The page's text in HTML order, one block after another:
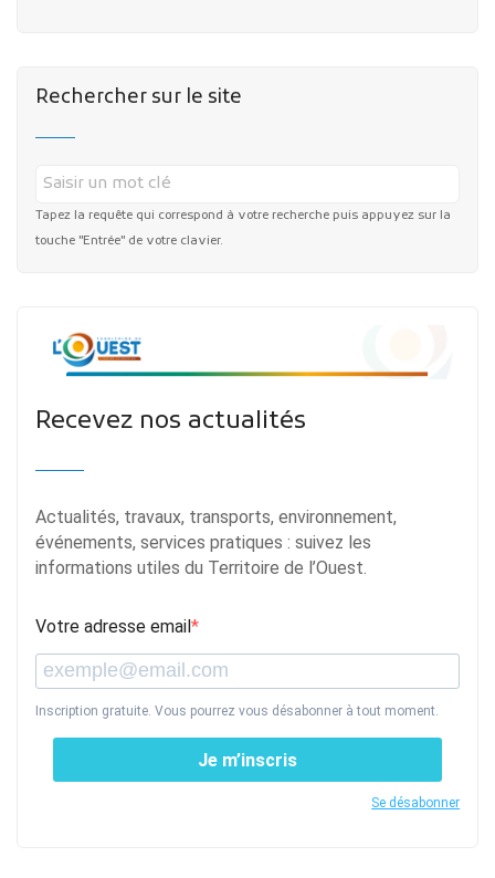
Rechercher sur le site
Tapez la requête qui correspond à votre recherche puis appuyez sur la
touche "Entrée" de votre clavier.
Recevez nos actualités
Actualités, travaux, transports, environnement,
événements, services pratiques : suivez les
informations utiles du Territoire de l’Ouest.
Votre adresse email
Inscription gratuite. Vous pourrez vous désabonner à tout moment.
Je m’inscris
Se désabonner